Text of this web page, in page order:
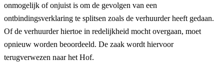
onmogelijk of onjuist is om de gevolgen van een
ontbindingsverklaring te splitsen zoals de verhuurder heeft gedaan.
Of de verhuurder hiertoe in redelijkheid mocht overgaan, moet
opnieuw worden beoordeeld. De zaak wordt hiervoor
terugverwezen naar het Hof.